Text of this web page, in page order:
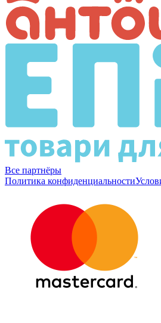
Все партнёры
Политика конфиденциальности